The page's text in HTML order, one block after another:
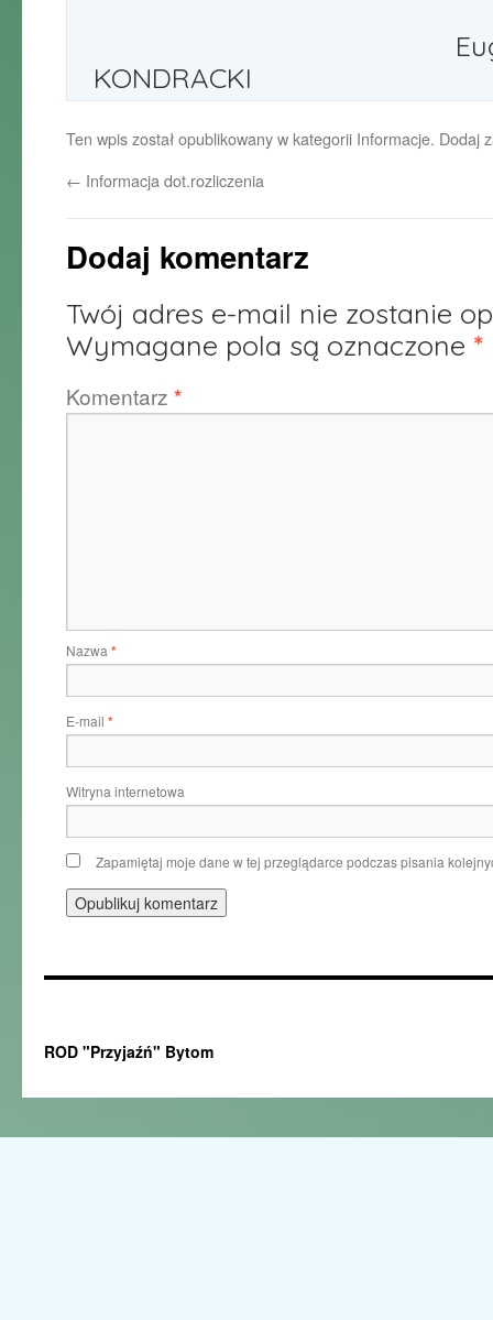
KONDRACKI
Ten wpis został opublikowany w kategorii Informacje. Dodaj
← Informacja dot.rozliczenia
Dodaj komentarz
Twój adres e-mail nie zostanie
Wymagane pola są oznaczone *
Komentarz *
Nazwa *
E-mail *
Witryna internetowa
Zapamiętaj moje dane w tej przeglądarce podczas pisania
ROD "Przyjaźń" Bytom